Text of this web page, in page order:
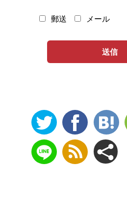
郵送 メール